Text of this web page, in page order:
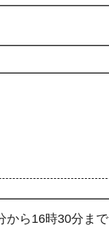
から16時30分まで